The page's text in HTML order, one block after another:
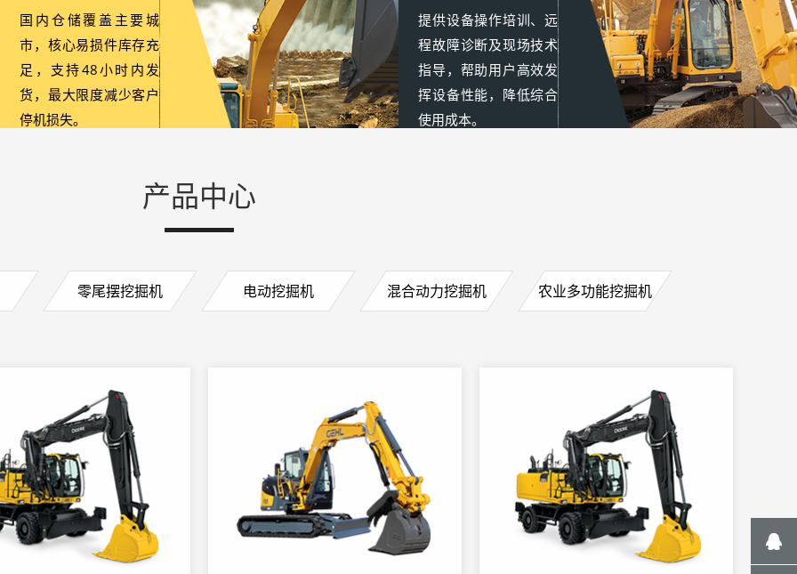
国内仓储覆盖主要城
市，核心易损件库存充
足，支持48小时内发
货，最大限度减少客户
停机损失。
提供设备操作培训、远
程故障诊断及现场技术
指导，帮助用户高效发
挥设备性能，降低综合
使用成本。
产品中心
零尾摆挖掘机 电动挖掘机 混合动力挖掘机 农业多功能挖掘机